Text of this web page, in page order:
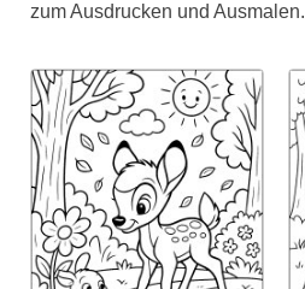
zum Ausdrucken und Ausmalen.